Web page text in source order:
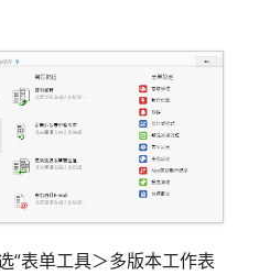
“表单工具＞多版本工作表